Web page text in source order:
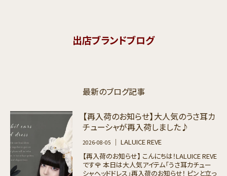
出店ブランドブログ
最新の​ブログ記事
【再入荷のお知らせ】大人気のうさ耳カ
チューシャが再入荷しました♪
2026-08-05
｜ LALUICE REVE
【再入荷のお知らせ】 こんにちは！LALUICE REVE
です🌹 本日は大人気アイテム「うさ耳カチュー
シャヘッドドレス」再入荷のお知らせ！ ピンと立っ